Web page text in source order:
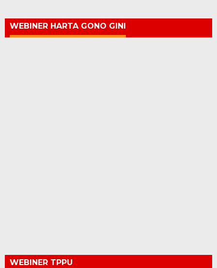
WEBINER HARTA GONO GINI
WEBINER TPPU